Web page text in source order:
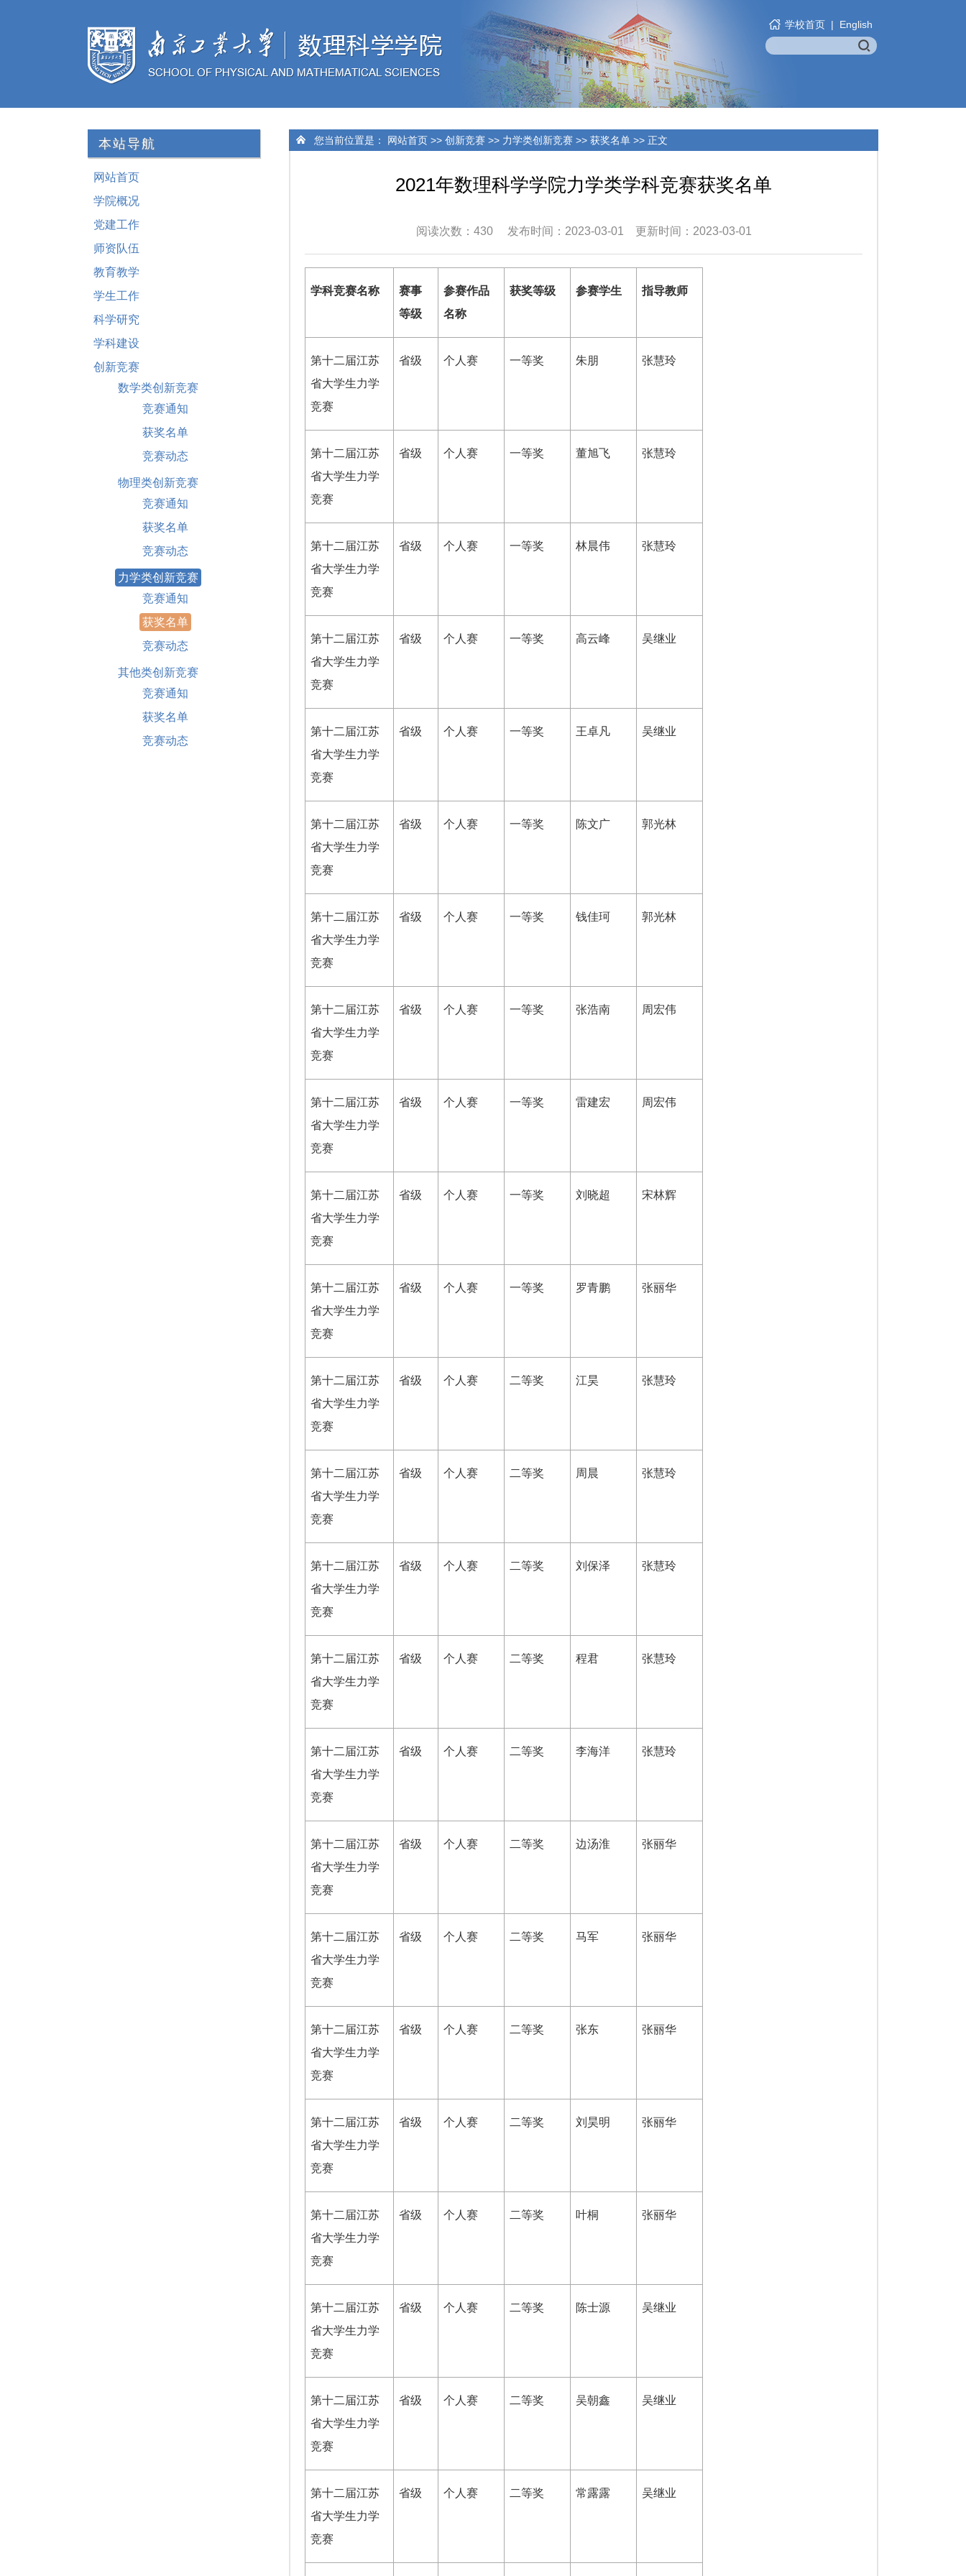
学校首页 | English
本站导航
网站首页
学院概况
党建工作
师资队伍
教育教学
学生工作
科学研究
学科建设
创新竞赛
数学类创新竞赛
竞赛通知
获奖名单
竞赛动态
物理类创新竞赛
竞赛通知
获奖名单
竞赛动态
力学类创新竞赛
竞赛通知
获奖名单
竞赛动态
其他类创新竞赛
竞赛通知
获奖名单
竞赛动态
您当前位置是： 网站首页 >> 创新竞赛 >> 力学类创新竞赛 >> 获奖名单 >> 正文
2021年数理科学学院力学类学科竞赛获奖名单
阅读次数： 430发布时间：2023-03-01 更新时间：2023-03-01
学科竞赛名称
赛事
等级
参赛作品
名称
获奖等级 参赛学生 指导教师
第十二届江苏
省大学生力学
竞赛
省级 个人赛 一等奖 朱朋 张慧玲
第十二届江苏
省大学生力学
竞赛
省级 个人赛 一等奖 董旭飞 张慧玲
第十二届江苏
省大学生力学
竞赛
省级 个人赛 一等奖 林晨伟 张慧玲
第十二届江苏
省大学生力学
竞赛
省级 个人赛 一等奖 高云峰 吴继业
第十二届江苏
省大学生力学
竞赛
省级 个人赛 一等奖 王卓凡 吴继业
第十二届江苏
省大学生力学
竞赛
省级 个人赛 一等奖 陈文广 郭光林
第十二届江苏
省大学生力学
竞赛
省级 个人赛 一等奖 钱佳珂 郭光林
第十二届江苏
省大学生力学
竞赛
省级 个人赛 一等奖 张浩南 周宏伟
第十二届江苏
省大学生力学
竞赛
省级 个人赛 一等奖 雷建宏 周宏伟
第十二届江苏
省大学生力学
竞赛
省级 个人赛 一等奖 刘晓超 宋林辉
第十二届江苏
省大学生力学
竞赛
省级 个人赛 一等奖 罗青鹏 张丽华
第十二届江苏
省大学生力学
竞赛
省级 个人赛 二等奖 江昊 张慧玲
第十二届江苏
省大学生力学
竞赛
省级 个人赛 二等奖 周晨 张慧玲
第十二届江苏
省大学生力学
竞赛
省级 个人赛 二等奖 刘保泽 张慧玲
第十二届江苏
省大学生力学
竞赛
省级 个人赛 二等奖 程君 张慧玲
第十二届江苏
省大学生力学
竞赛
省级 个人赛 二等奖 李海洋 张慧玲
第十二届江苏
省大学生力学
竞赛
省级 个人赛 二等奖 边汤淮 张丽华
第十二届江苏
省大学生力学
竞赛
省级 个人赛 二等奖 马军 张丽华
第十二届江苏
省大学生力学
竞赛
省级 个人赛 二等奖 张东 张丽华
第十二届江苏
省大学生力学
竞赛
省级 个人赛 二等奖 刘昊明 张丽华
第十二届江苏
省大学生力学
竞赛
省级 个人赛 二等奖 叶桐 张丽华
第十二届江苏
省大学生力学
竞赛
省级 个人赛 二等奖 陈士源 吴继业
第十二届江苏
省大学生力学
竞赛
省级 个人赛 二等奖 吴朝鑫 吴继业
第十二届江苏
省大学生力学
竞赛
省级 个人赛 二等奖 常露露 吴继业